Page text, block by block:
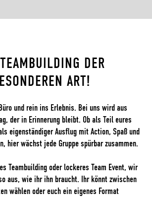
DER
ART!
und rein ins Erlebnis. Bei uns wird aus
der in Erinnerung bleibt. Ob als Teil eures
eigenständiger Ausflug mit Action, Spaß und
hier wächst jede Gruppe spürbar zusammen.
Teambuilding oder lockeres Team Event, wir
aus, wie ihr ihn braucht. Ihr könnt zwischen
wählen oder euch ein eigenes Format